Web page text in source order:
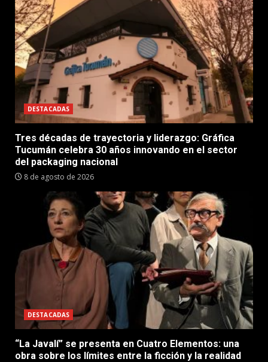
DESTACADAS
Tres décadas de trayectoria y liderazgo: Gráfica
Tucumán celebra 30 años innovando en el sector
del packaging nacional
8 de agosto de 2026
DESTACADAS
“La Javalí” se presenta en Cuatro Elementos: una
obra sobre los límites entre la ficción y la realidad